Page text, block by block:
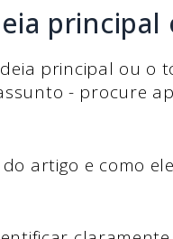
principal ou o
- procure
artigo e como